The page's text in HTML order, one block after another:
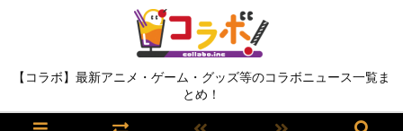
【コラボ】最新アニメ・ゲーム・グッズ等のコラボニュース一覧ま
とめ！